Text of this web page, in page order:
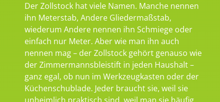
Der Zollstock hat viele Namen. Manche nennen
ihn Meterstab, Andere Gliedermaßstab,
wiederum Andere nennen ihn Schmiege oder
einfach nur Meter. Aber wie man ihn auch
nennen mag – der Zollstock gehört genauso wie
der Zimmermannsbleistift in jeden Haushalt –
ganz egal, ob nun im Werkzeugkasten oder der
Küchenschublade. Jeder braucht sie, weil sie